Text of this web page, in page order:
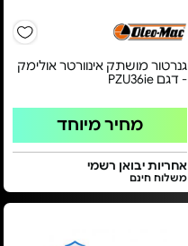
גנרטור מושתק אינוורטר אולימק
- דגם PZU36ie
מחיר מיוחד
אחריות יבואן רשמי
משלוח חינם